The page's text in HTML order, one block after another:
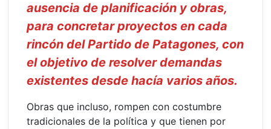
ausencia de planificación y obras,
para concretar proyectos en cada
rincón del Partido de Patagones, con
el objetivo de resolver demandas
existentes desde hacía varios años.
Obras que incluso, rompen con costumbre
tradicionales de la política y que tienen por